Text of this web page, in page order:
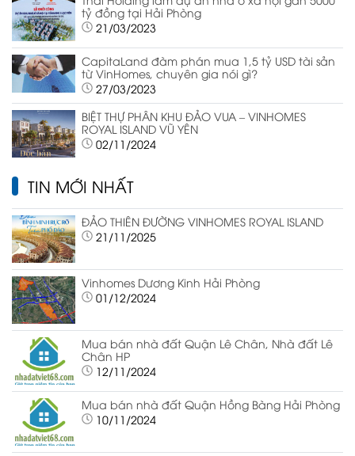
tỷ đồng tại Hải Phòng
21/03/2023
CapitaLand đàm phán mua 1,5 tỷ USD tài sản
từ VinHomes, chuyên gia nói gì?
27/03/2023
BIỆT THỰ PHÂN KHU ĐẢO VUA – VINHOMES
ROYAL ISLAND VŨ YÊN
02/11/2024
TIN MỚI NHẤT
ĐẢO THIÊN ĐƯỜNG VINHOMES ROYAL ISLAND
21/11/2025
Vinhomes Dương Kinh Hải Phòng
01/12/2024
Mua bán nhà đất Quận Lê Chân, Nhà đất Lê
Chân HP
12/11/2024
Mua bán nhà đất Quận Hồng Bàng Hải Phòng
10/11/2024